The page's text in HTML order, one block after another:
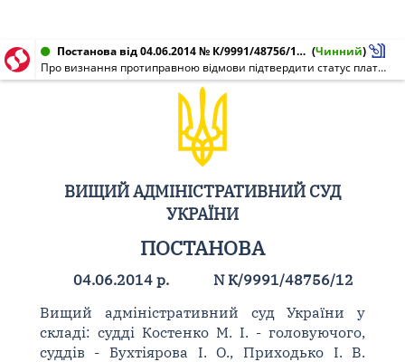
Постанова від 04.06.2014 № К/9991/48756/12, 2а/0270/1592/12 (Чинний)
Про визнання протиправною відмови підтвердити статус платника фіксованого сільськогосподарського податку
ВИЩИЙ АДМІНІСТРАТИВНИЙ СУД
УКРАЇНИ
ПОСТАНОВА
04.06.2014 р.
N К/9991/48756/12
Вищий адміністративний суд України у
складі: судді Костенко М. І. - головуючого,
суддів - Бухтіярова І. О., Приходько І. В.